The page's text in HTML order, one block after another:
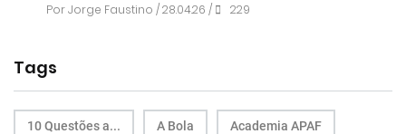
PorJorge Faustino / 28.04.26 / 229
Tags
10 Questões a... A Bola Academia APAF